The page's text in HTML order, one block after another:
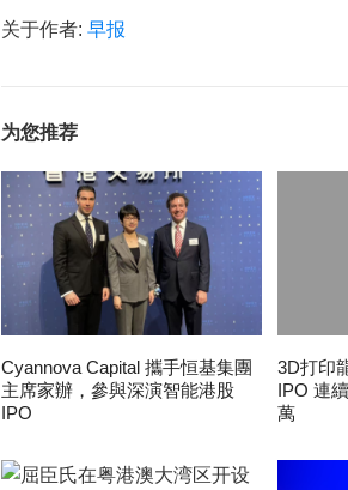
关于作者: 早报
为您推荐
Cyannova Capital 攜手恒基集團
主席家辦，參與深演智能港股
IPO
3D打印
IPO 連
萬